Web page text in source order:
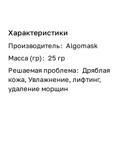
Характеристики
Производитель: Algomask
Масса (гр): 25 гр
Решаемая проблема: Дряблая
кожа, Увлажнение, лифтинг,
удаление морщин